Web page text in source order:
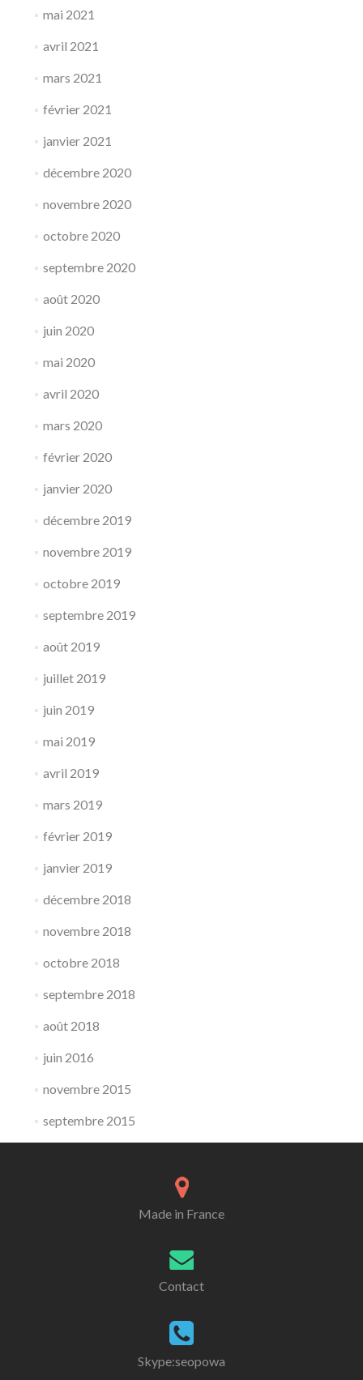
mai 2021
avril 2021
mars 2021
février 2021
janvier 2021
décembre 2020
novembre 2020
octobre 2020
septembre 2020
août 2020
juin 2020
mai 2020
avril 2020
mars 2020
février 2020
janvier 2020
décembre 2019
novembre 2019
octobre 2019
septembre 2019
août 2019
juillet 2019
juin 2019
mai 2019
avril 2019
mars 2019
février 2019
janvier 2019
décembre 2018
novembre 2018
octobre 2018
septembre 2018
août 2018
juin 2016
novembre 2015
septembre 2015
Made in France
Contact
Skype:seopowa